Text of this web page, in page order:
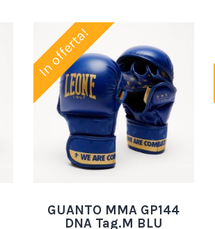
In offerta!
GUANTO MMA GP144
DNA Tag.M BLU